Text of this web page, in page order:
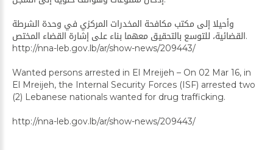
وأحيلا إلى مكتب مكافحة المخدرات المركزي في وحدة الشرطة
القضائية، للتوسع بالتحقيق معهما بناء على إشارة القضاء المختص.
http://nna-leb.gov.lb/ar/show-news/209443/
Wanted persons arrested in El Mreijeh – On 02 Mar 16, in
El Mreijeh, the Internal Security Forces (ISF) arrested two
(2) Lebanese nationals wanted for drug trafficking.
http://nna-leb.gov.lb/ar/show-news/209443/